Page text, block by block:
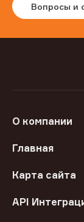
Вопросы и
О компании
Главная
Карта сайта
API